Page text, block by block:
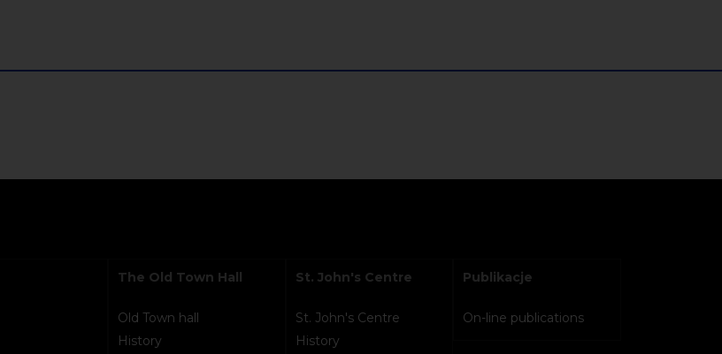
The Old Town Hall
Old Town hall
History
St. John's Centre
St. John's Centre
History
Publikacje
On-line publications